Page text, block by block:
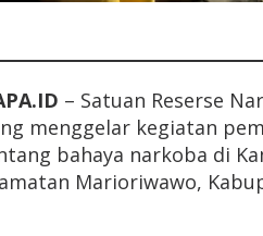
– Satuan Reserse
menggelar kegiatan
bahaya narkoba di
Marioriwawo,